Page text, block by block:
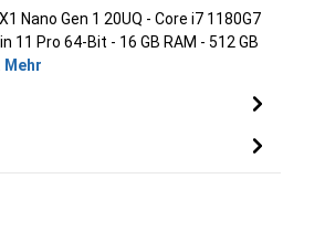
Nano Gen 1 20UQ - Core i7 1180G7
11 Pro 64-Bit - 16 GB RAM - 512 GB
Mehr